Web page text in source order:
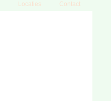
Locaties Contact